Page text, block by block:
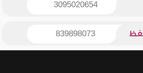
3095020654
839898073